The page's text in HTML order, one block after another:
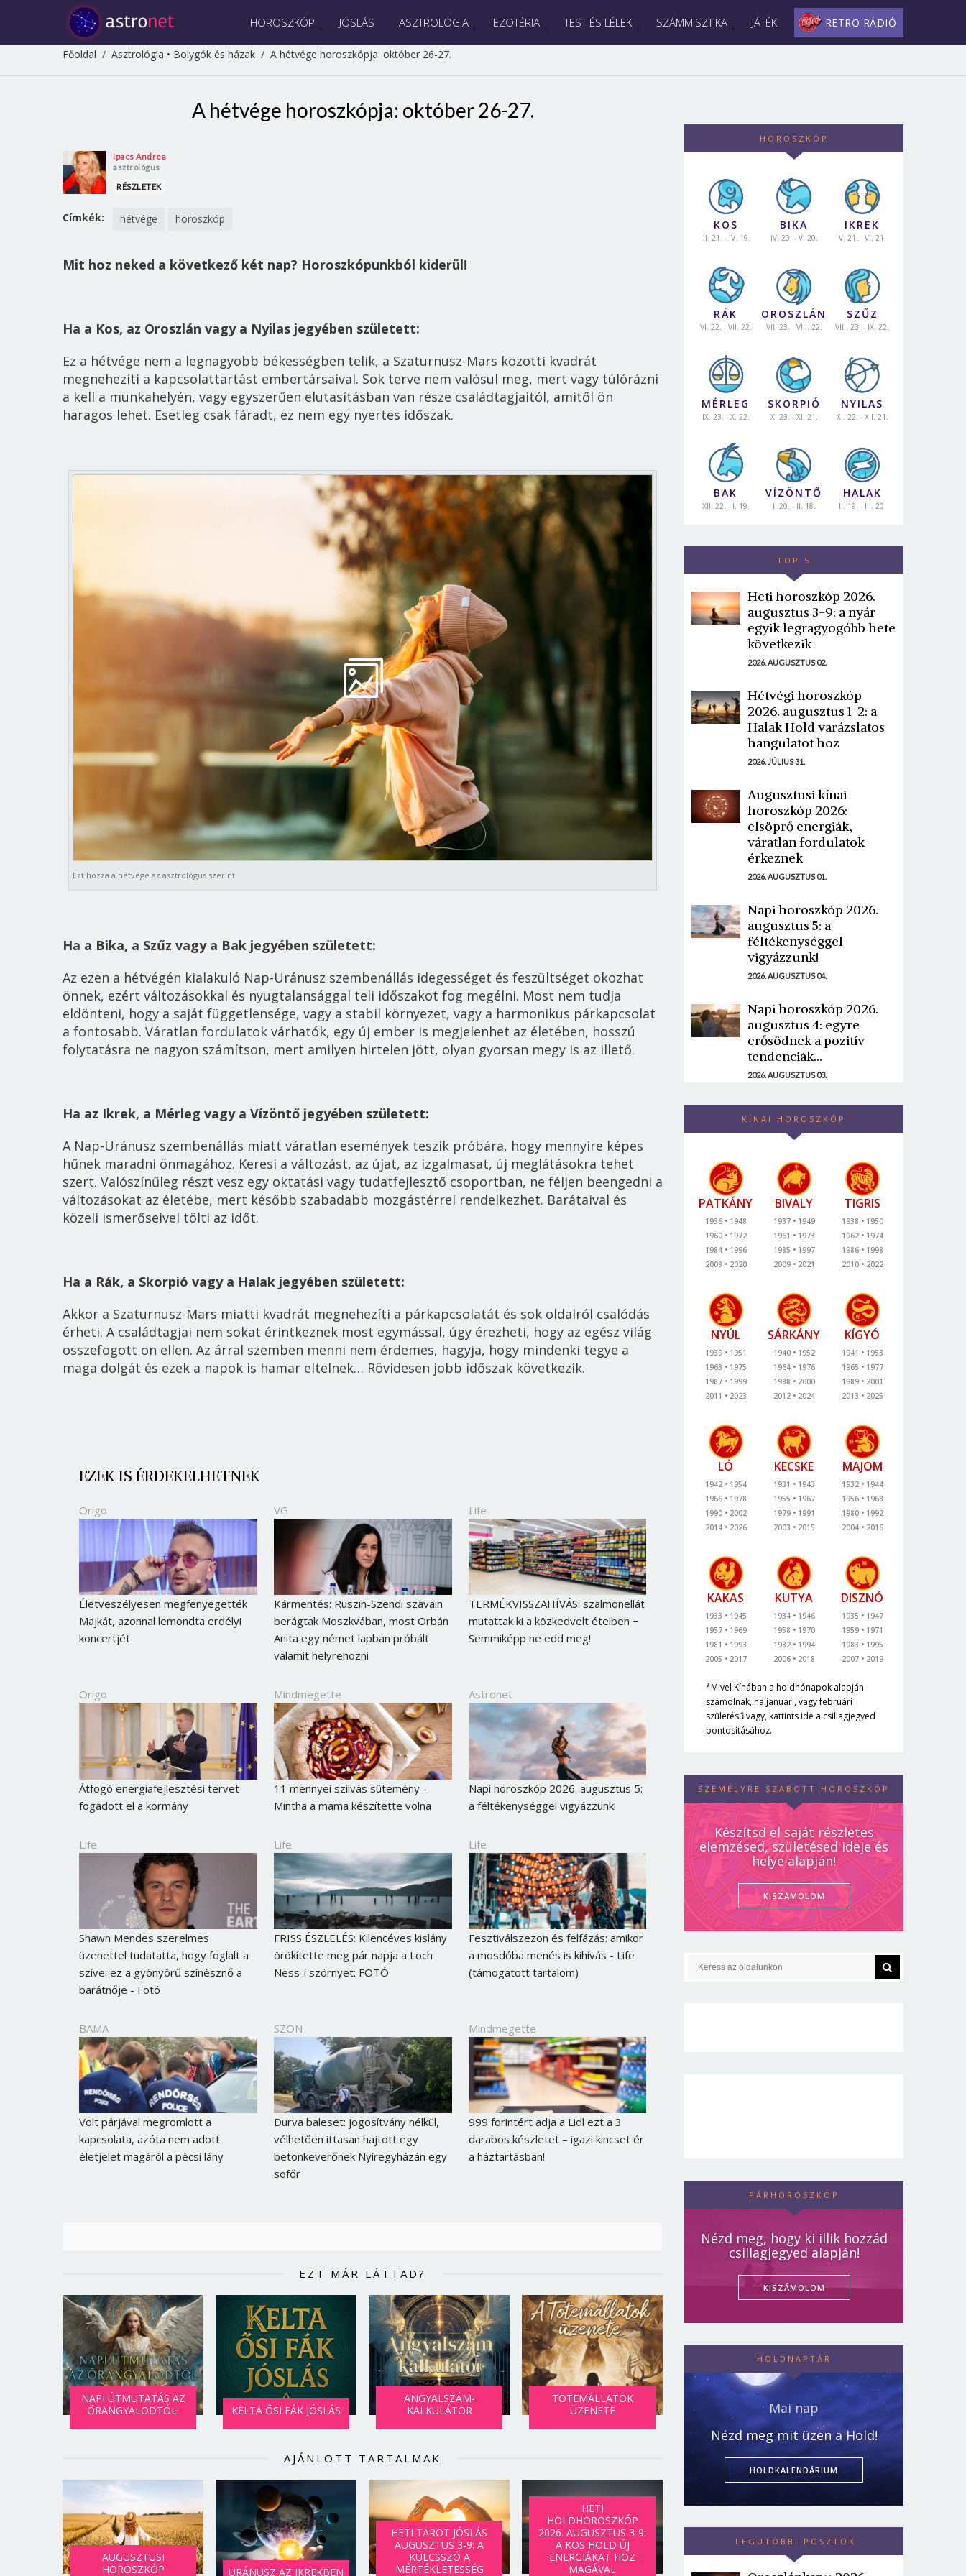
HOROSZKÓP JÓSLÁS ASZTROLÓGIA EZOTÉRIA TEST ÉS LÉLEK SZÁMMISZTIKA JÁTÉK RETRO RÁDIÓ
Főoldal / Asztrológia • Bolygók és házak / A hétvége horoszkópja: október 26-27.
A hétvége horoszkópja: október 26-27.
Ipacs Andrea
asztrológus
RÉSZLETEK
Címkék: hétvége horoszkóp
Mit hoz neked a következő két nap? Horoszkópunkból kiderül!
Ha a Kos, az Oroszlán vagy a Nyilas jegyében született:
Ez a hétvége nem a legnagyobb békességben telik, a Szaturnusz-Mars közötti kvadrát
megnehezíti a kapcsolattartást embertársaival. Sok terve nem valósul meg, mert vagy túlórázni
a kell a munkahelyén, vagy egyszerűen elutasításban van része családtagjaitól, amitől ön
haragos lehet. Esetleg csak fáradt, ez nem egy nyertes időszak.
Ezt hozza a hétvége az asztrológus szerint
Ha a Bika, a Szűz vagy a Bak jegyében született:
Az ezen a hétvégén kialakuló Nap-Uránusz szembenállás idegességet és feszültséget okozhat
önnek, ezért változásokkal és nyugtalansággal teli időszakot fog megélni. Most nem tudja
eldönteni, hogy a saját függetlensége, vagy a stabil környezet, vagy a harmonikus párkapcsolat
a fontosabb. Váratlan fordulatok várhatók, egy új ember is megjelenhet az életében, hosszú
folytatásra ne nagyon számítson, mert amilyen hirtelen jött, olyan gyorsan megy is az illető.
Ha az Ikrek, a Mérleg vagy a Vízöntő jegyében született:
A Nap-Uránusz szembenállás miatt váratlan események teszik próbára, hogy mennyire képes
hűnek maradni önmagához. Keresi a változást, az újat, az izgalmasat, új meglátásokra tehet
szert. Valószínűleg részt vesz egy oktatási vagy tudatfejlesztő csoportban, ne féljen beengedni a
változásokat az életébe, mert később szabadabb mozgástérrel rendelkezhet. Barátaival és
közeli ismerőseivel tölti az időt.
Ha a Rák, a Skorpió vagy a Halak jegyében született:
Akkor a Szaturnusz-Mars miatti kvadrát megnehezíti a párkapcsolatát és sok oldalról csalódás
érheti. A családtagjai nem sokat érintkeznek most egymással, úgy érezheti, hogy az egész világ
összefogott ön ellen. Az árral szemben menni nem érdemes, hagyja, hogy mindenki tegye a
maga dolgát és ezek a napok is hamar eltelnek… Rövidesen jobb időszak következik.
EZEK IS ÉRDEKELHETNEK
Origo
Életveszélyesen megfenyegették
Majkát, azonnal lemondta erdélyi
koncertjét
VG
Kármentés: Ruszin-Szendi szavain
berágtak Moszkvában, most Orbán
Anita egy német lapban próbált
valamit helyrehozni
Life
TERMÉKVISSZAHÍVÁS: szalmonellát
mutattak ki a közkedvelt ételben −
Semmiképp ne edd meg!
Origo
Átfogó energiafejlesztési tervet
fogadott el a kormány
Mindmegette
11 mennyei szilvás sütemény -
Mintha a mama készítette volna
Astronet
Napi horoszkóp 2026. augusztus 5:
a féltékenységgel vigyázzunk!
Life
Shawn Mendes szerelmes
üzenettel tudatatta, hogy foglalt a
szíve: ez a gyönyörű színésznő a
barátnője - Fotó
Life
FRISS ÉSZLELÉS: Kilencéves kislány
örökítette meg pár napja a Loch
Ness-i szörnyet: FOTÓ
Life
Fesztiválszezon és felfázás: amikor
a mosdóba menés is kihívás - Life
(támogatott tartalom)
BAMA
Volt párjával megromlott a
kapcsolata, azóta nem adott
életjelet magáról a pécsi lány
SZON
Durva baleset: jogosítvány nélkül,
vélhetően ittasan hajtott egy
betonkeverőnek Nyíregyházán egy
sofőr
Mindmegette
999 forintért adja a Lidl ezt a 3
darabos készletet – igazi kincset ér
a háztartásban!
EZT MÁR LÁTTAD?
NAPI ÚTMUTATÁS AZ
ŐRANGYALODTÓL!
KELTA ŐSI FÁK JÓSLÁS
ANGYALSZÁM-
KALKULÁTOR
TOTEMÁLLATOK
ÜZENETE
AJÁNLOTT TARTALMAK
AUGUSZTUSI
HOROSZKÓP
URÁNUSZ AZ IKREKBEN
HETI TAROT JÓSLÁS
AUGUSZTUS 3-9: A
KULCSSZÓ A
MÉRTÉKLETESSÉG
HETI
HOLDHOROSZKÓP
2026. AUGUSZTUS 3-9:
A KOS HOLD ÚJ
ENERGIÁKAT HOZ
MAGÁVAL
HOROSZKÓP
KOS
III. 21. - IV. 19.
BIKA
IV. 20. - V. 20.
IKREK
V. 21. - VI. 21.
RÁK
VI. 22. - VII. 22.
OROSZLÁN
VII. 23. - VIII. 22.
SZŰZ
VIII. 23. - IX. 22.
MÉRLEG
IX. 23. - X. 22.
SKORPIÓ
X. 23. - XI. 21.
NYILAS
XI. 22. - XII. 21.
BAK
XII. 22. - I. 19.
VÍZÖNTŐ
I. 20. - II. 18.
HALAK
II. 19. - III. 20.
TOP 5
Heti horoszkóp 2026.
augusztus 3-9: a nyár
egyik legragyogóbb hete
következik
2026. AUGUSZTUS 02.
Hétvégi horoszkóp
2026. augusztus 1-2: a
Halak Hold varázslatos
hangulatot hoz
2026. JÚLIUS 31.
Augusztusi kínai
horoszkóp 2026:
elsöprő energiák,
váratlan fordulatok
érkeznek
2026. AUGUSZTUS 01.
Napi horoszkóp 2026.
augusztus 5: a
féltékenységgel
vigyázzunk!
2026. AUGUSZTUS 04.
Napi horoszkóp 2026.
augusztus 4: egyre
erősödnek a pozitív
tendenciák...
2026. AUGUSZTUS 03.
KÍNAI HOROSZKÓP
PATKÁNY
1936
1948
1960
1972
1984
1996
2008
2020
BIVALY
1937
1949
1961
1973
1985
1997
2009
2021
TIGRIS
1938
1950
1962
1974
1986
1998
2010
2022
NYÚL
1939
1951
1963
1975
1987
1999
2011
2023
SÁRKÁNY
1940
1952
1964
1976
1988
2000
2012
2024
KÍGYÓ
1941
1953
1965
1977
1989
2001
2013
2025
LÓ
1942
1954
1966
1978
1990
2002
2014
2026
KECSKE
1931
1943
1955
1967
1979
1991
2003
2015
MAJOM
1932
1944
1956
1968
1980
1992
2004
2016
KAKAS
1933
1945
1957
1969
1981
1993
2005
2017
KUTYA
1934
1946
1958
1970
1982
1994
2006
2018
DISZNÓ
1935
1947
1959
1971
1983
1995
2007
2019
*Mivel Kínában a holdhónapok alapján
számolnak, ha januári, vagy februári
születésű vagy, kattints ide a csillagjegyed
pontosításához.
SZEMÉLYRE SZABOTT HOROSZKÓP
Készítsd el saját részletes
elemzésed, születésed ideje és
helye alapján!
KISZÁMOLOM
PÁRHOROSZKÓP
Nézd meg, hogy ki illik hozzád
csillagjegyed alapján!
KISZÁMOLOM
HOLDNAPTÁR
Mai nap
Nézd meg mit üzen a Hold!
HOLDKALENDÁRIUM
LEGUTÓBBI POSZTOK
Borsonline bejelentkezés
E-mail cím vagy felhasználónév
Jelszó